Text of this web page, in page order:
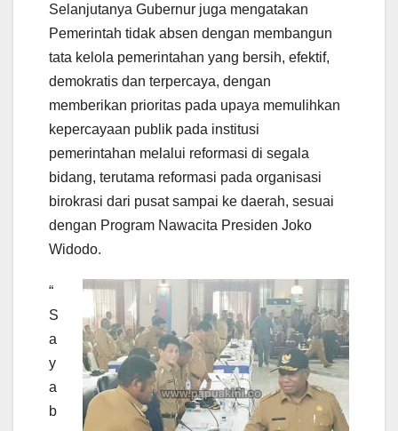
Selanjutanya Gubernur juga mengatakan
Pemerintah tidak absen dengan membangun
tata kelola pemerintahan yang bersih, efektif,
demokratis dan terpercaya, dengan
memberikan prioritas pada upaya memulihkan
kepercayaan publik pada institusi
pemerintahan melalui reformasi di segala
bidang, terutama reformasi pada organisasi
birokrasi dari pusat sampai ke daerah, sesuai
dengan Program Nawacita Presiden Joko
Widodo.
“
S
a
y
a
b